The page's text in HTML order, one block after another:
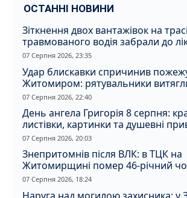
ОСТАННІ НОВИНИ
Зіткнення двох вантажівок на
травмованого водія забрали до
07 Серпня 2026, 23:35
Удар блискавки спричинив
Житомиром: рятувальники
кота
07 Серпня 2026, 22:40
День ангела Григорія 8 серпня:
листівки, картинки та душевні
07 Серпня 2026, 20:03
Знепритомнів після ВЛК: в ТЦК на
Житомирщині помер 46-річний
07 Серпня 2026, 18:24